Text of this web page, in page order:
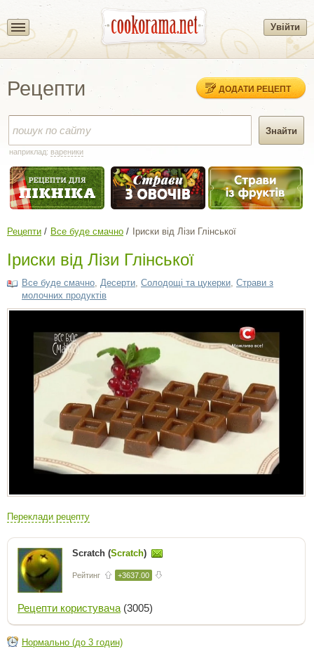
Увійти
Рецепти ДОДАТИ РЕЦЕПТ
наприклад: вареники
Рецепти Все буде смачно Іриски від Лізи Глінської
Іриски від Лізи Глінської
Все буде смачно Десерти Солодощі та цукерки Страви з
молочних продуктів
Переклади рецепту
Scratch (Scratch)
Рейтинг +3637.00
Рецепти користувача(3005)
Нормально (до 3 годин)